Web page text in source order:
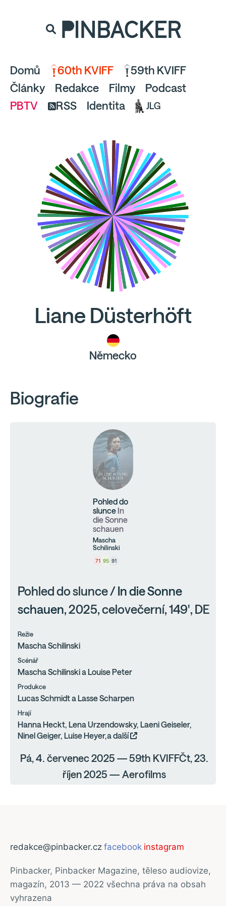
a pusťte se do čtení.
PINBACKER
Domů 60th KVIFF
59th KVIFF
Články
Redakce Filmy
Podcast
PBTV
RSS Identita JLG
Liane Düsterhöft
Německo
Biografie
Pohled do
slunce In
die Sonne
schauen
Mascha
Schilinski
71 95 91
Pohled do slunce / In die Sonne
schauen, 2025, celovečerní, 149', DE
Režie
Mascha Schilinski
Scénář
Mascha Schilinski a Louise Peter
Produkce
Lucas Schmidt a Lasse Scharpen
Hrají
Hanna Heckt, Lena Urzendowsky, Laeni Geiseler,
Ninel Geiger, Luise Heyer,a další
Pá, 4. červenec 2025 — 59th KVIFFČt, 23.
říjen 2025 — Aerofilms
redakce@pinbacker.cz facebook instagram
Pinbacker, Pinbacker Magazine, těleso audiovize,
magazín, 2013 — 2022 všechna práva na obsah
vyhrazena